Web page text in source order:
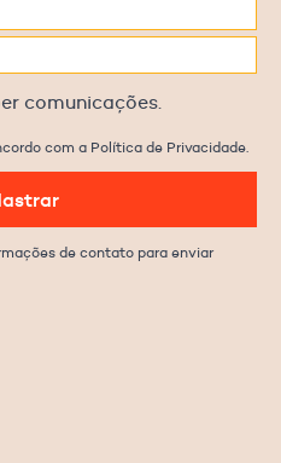
comunicações.
com a Política de Privacidade.
de contato para enviar